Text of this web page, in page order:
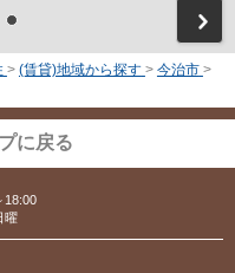
> (賃貸)地域から探す > 今治市 >
に戻る
18:00
曜